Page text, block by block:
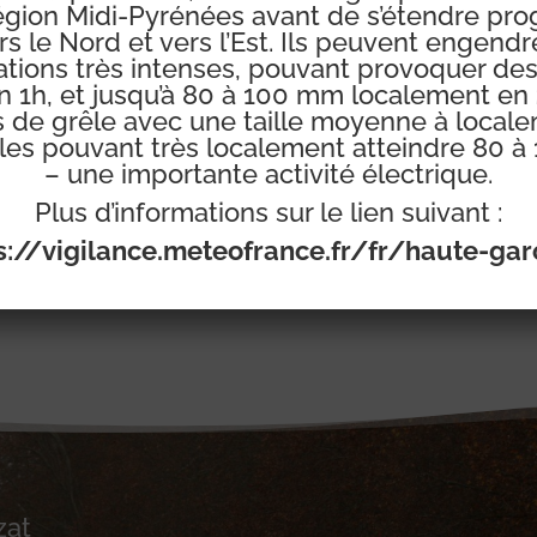
intégralement pour la sauvegarde et la
!https://youtu.be/lfMJQeImccQ
Midi-Pyrénées avant de s’étendre
le Nord et vers l’Est. Ils peuvent
très intenses, pouvant provoquer
1h, et jusqu’à 80 à 100 mm localement en
de grêle avec une taille moyenne à
pouvant très localement atteindre 80 à
– une importante activité électrique.
Plus d’informations sur le lien suivant :
vigilance.meteofrance.fr/fr/haute-